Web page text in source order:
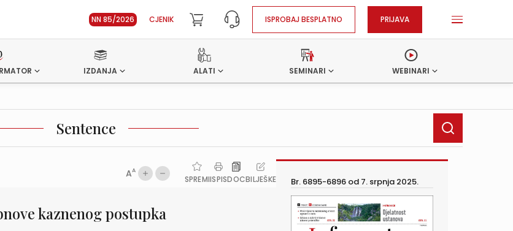
NN 85/2026 CJENIK ISPROBAJ BESPLATNO PRIJAVA
IZDANJA ALATI SEMINARI WEBINARI
Sentence
AA
SPREMIISPISDOCBILJEŠKE
kaznenog postupka
Br. 6895-6896 od 7. srpnja 2025.